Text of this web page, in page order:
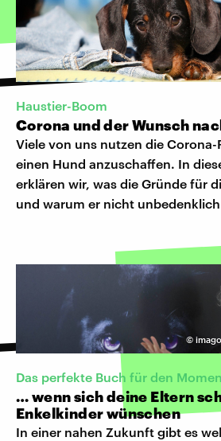
Haustier-Boom
Corona und der Wunsch
Viele von uns nutzen die
einen Hund anzuschaffen. In
erklären wir, was die Gründe für
und warum er nicht
©
Das perfekte Buch für den
… wenn sich deine Eltern
Enkelkinder wünschen
In einer nahen Zukunft gibt es